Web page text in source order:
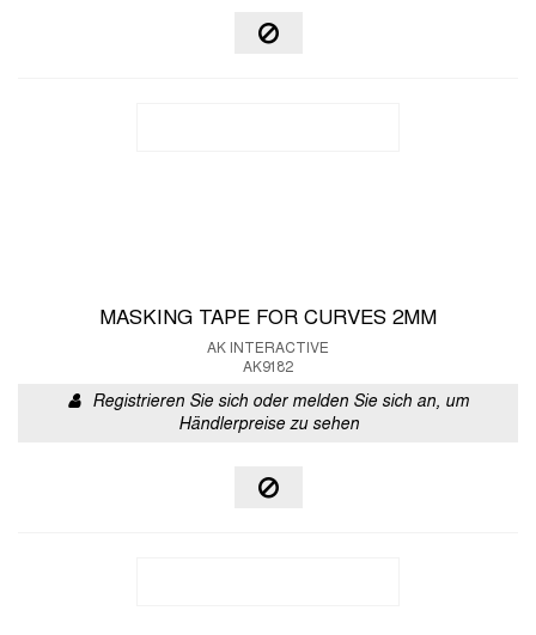
MASKING TAPE FOR CURVES 2MM
AK INTERACTIVE
AK9182
Registrieren Sie sich oder melden Sie sich an, um
Händlerpreise zu sehen